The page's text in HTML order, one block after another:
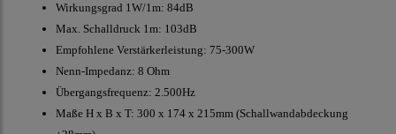
Wirkungsgrad 1W/1m: 84dB
Max. Schalldruck 1m: 103dB
Empfohlene Verstärkerleistung: 75-300W
Nenn-Impedanz: 8 Ohm
Übergangsfrequenz: 2.500Hz
Maße H x B x T: 300 x 174 x 215mm (Schallwandabdeckung